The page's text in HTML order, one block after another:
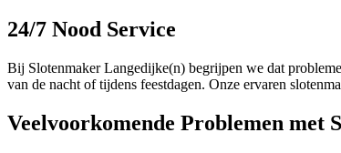
24/7 Nood Service
Bij Slotenmaker Langedijke(n) begrijpen we dat
van de nacht of tijdens feestdagen. Onze ervaren
Veelvoorkomende Problemen met